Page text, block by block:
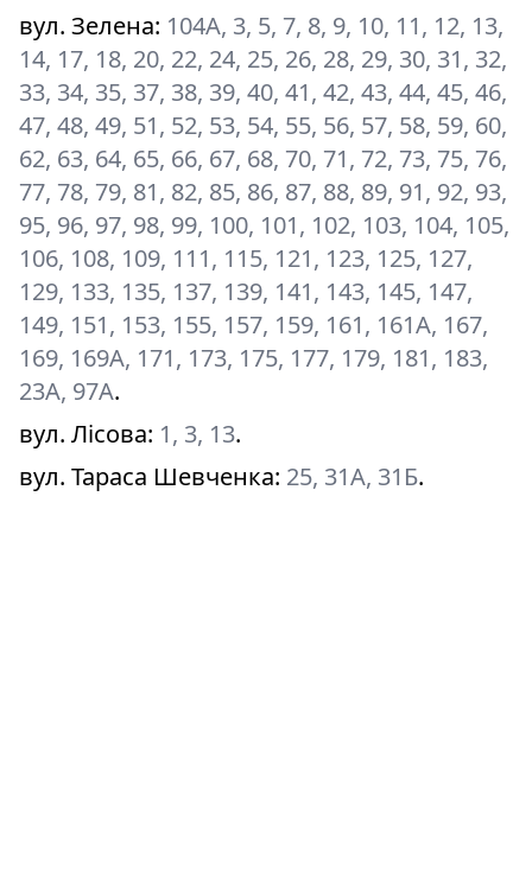
вул. Зелена: 104А, 3, 5, 7, 8, 9, 10, 11, 12, 13,
14, 17, 18, 20, 22, 24, 25, 26, 28, 29, 30, 31, 32,
33, 34, 35, 37, 38, 39, 40, 41, 42, 43, 44, 45, 46,
47, 48, 49, 51, 52, 53, 54, 55, 56, 57, 58, 59, 60,
62, 63, 64, 65, 66, 67, 68, 70, 71, 72, 73, 75, 76,
77, 78, 79, 81, 82, 85, 86, 87, 88, 89, 91, 92, 93,
95, 96, 97, 98, 99, 100, 101, 102, 103, 104, 105,
106, 108, 109, 111, 115, 121, 123, 125, 127,
129, 133, 135, 137, 139, 141, 143, 145, 147,
149, 151, 153, 155, 157, 159, 161, 161А, 167,
169, 169А, 171, 173, 175, 177, 179, 181, 183,
23А, 97А.
вул. Лісова: 1, 3, 13.
вул. Тараса Шевченка: 25, 31А, 31Б.